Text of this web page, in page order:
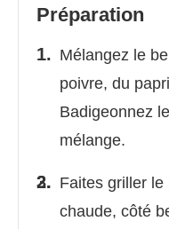
Préparation
Mélangez le
poivre, du
Badigeonnez
mélange.
Faites griller
chaude, côté